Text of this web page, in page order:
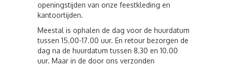
openingstijden van onze feestkleding en
kantoortijden.
Meestal is ophalen de dag voor de huurdatum
tussen 15.00-17.00 uur. En retour bezorgen de
dag na de huurdatum tussen 8.30 en 10.00
uur. Maar in de door ons verzonden